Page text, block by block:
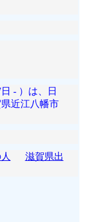
- ）は、日
近江八幡市
滋賀県出